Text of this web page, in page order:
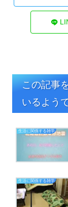
この記事
いるよう
生活に関係する雑学
生活に関係する雑学